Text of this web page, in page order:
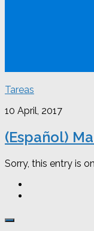
Tareas
10 April, 2017
(Español)
Sorry, this entry is